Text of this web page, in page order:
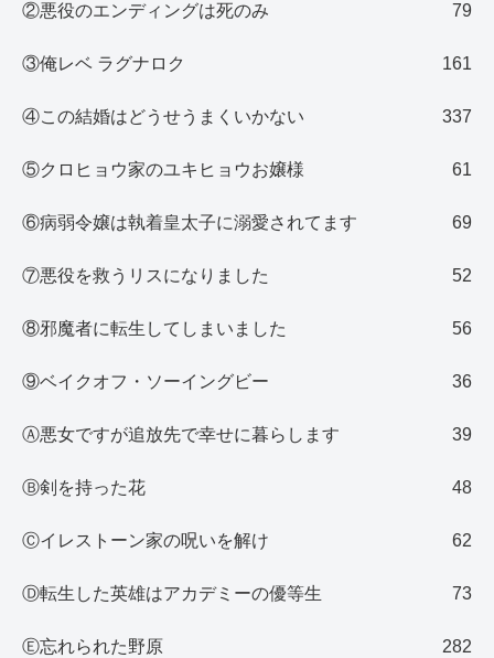
②悪役のエンディングは死のみ 79
③俺レベ ラグナロク 161
④この結婚はどうせうまくいかない 337
⑤クロヒョウ家のユキヒョウお嬢様 61
⑥病弱令嬢は執着皇太子に溺愛されてます 69
⑦悪役を救うリスになりました 52
⑧邪魔者に転生してしまいました 56
⑨ベイクオフ・ソーイングビー 36
Ⓐ悪女ですが追放先で幸せに暮らします 39
Ⓑ剣を持った花 48
Ⓒイレストーン家の呪いを解け 62
Ⓓ転生した英雄はアカデミーの優等生 73
Ⓔ忘れられた野原 282